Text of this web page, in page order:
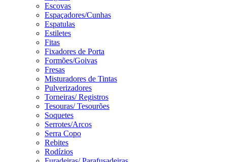
Escovas
Espaçadores/Cunhas
Espatulas
Estiletes
Fitas
Fixadores de Porta
Formões/Goivas
Fresas
Misturadores de Tintas
Pulverizadores
Torneiras/ Registros
Tesouras/ Tesourões
Soquetes
Serrotes/Arcos
Serra Copo
Rebites
Rodízios